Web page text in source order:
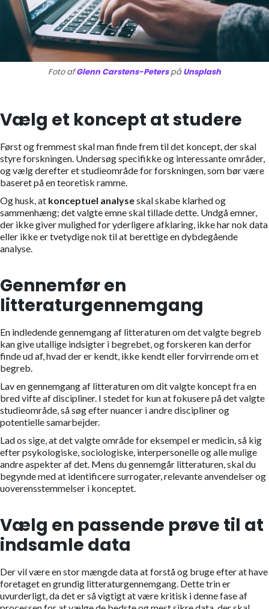
Foto afGlenn Carstens-PeterspåUnsplash
Vælg et koncept at studere
Først og fremmest skal man finde frem til det koncept, der skal
styre forskningen. Undersøg specifikke og interessante områder,
og vælg derefter et studieområde for forskningen, som bør være
baseret på en teoretisk ramme.
Og husk, at konceptuel analyseskal skabe klarhed og
sammenhæng; det valgte emne skal tillade dette. Undgå emner,
der ikke giver mulighed for yderligere afklaring, ikke har nok data
eller ikke er tvetydige nok til at berettige en dybdegående
analyse.
Gennemfør en
litteraturgennemgang
En indledende gennemgang af litteraturen om det valgte begreb
kan give utallige indsigter i begrebet, og forskeren kan derfor
finde ud af, hvad der er kendt, ikke kendt eller forvirrende om et
begreb.
Lav en gennemgang af litteraturen om dit valgte koncept fra en
bred vifte af discipliner. I stedet for kun at fokusere på det valgte
studieområde, så søg efter nuancer i andre discipliner og
potentielle samarbejder.
Lad os sige, at det valgte område for eksempel er medicin, så kig
efter psykologiske, sociologiske, interpersonelle og alle mulige
andre aspekter af det. Mens du gennemgår litteraturen, skal du
begynde med at identificere surrogater, relevante anvendelser og
uoverensstemmelser i konceptet.
Vælg en passende prøve til at
indsamle data
Der vil være en stor mængde data at forstå og bruge efter at have
foretaget en grundig litteraturgennemgang. Dette trin er
uvurderligt, da det er så vigtigt at være kritisk i denne fase af